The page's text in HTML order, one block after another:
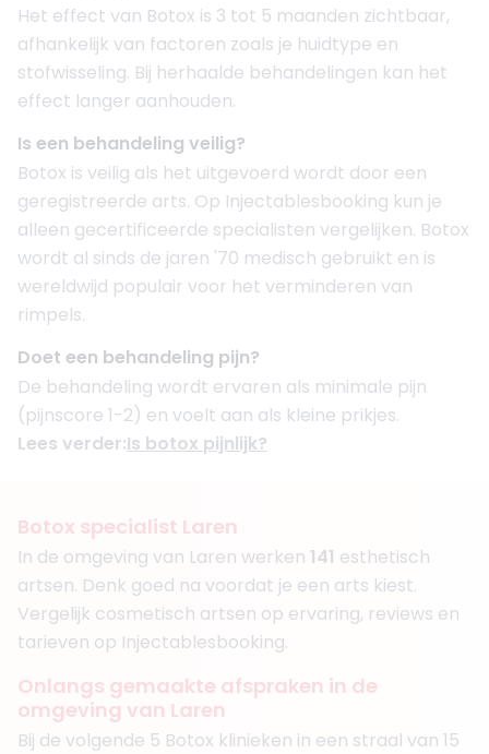
Het effect van Botox is 3 tot 5 maanden zichtbaar,
afhankelijk van factoren zoals je huidtype en
stofwisseling. Bij herhaalde behandelingen kan het
effect langer aanhouden.
Is een behandeling veilig?
Botox is veilig als het uitgevoerd wordt door een
geregistreerde arts. Op Injectablesbooking kun je
alleen gecertificeerde specialisten vergelijken. Botox
wordt al sinds de jaren '70 medisch gebruikt en is
wereldwijd populair voor het verminderen van
rimpels.
Doet een behandeling pijn?
De behandeling wordt ervaren als minimale pijn
(pijnscore 1-2) en voelt aan als kleine prikjes.
Lees verder:Is botox pijnlijk?
Botox specialist Laren
In de omgeving van Laren werken 141 esthetisch
artsen. Denk goed na voordat je een arts kiest.
Vergelijk cosmetisch artsen op ervaring, reviews en
tarieven op Injectablesbooking.
Onlangs gemaakte afspraken in de
omgeving van Laren
Bij de volgende 5 Botox klinieken in een straal van 15